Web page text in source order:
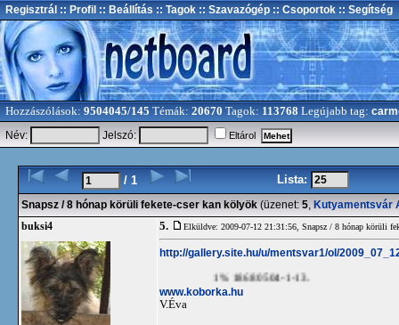
Regisztrál :: Profil :: Beállítás :: Tagok :: Szavazógép :: Csoportok :: Segítség
Hozzászólások: 9504045/145 Témák: 20670 Tagok: 113768 Legújabb tag:
Név:
Jelszó: Eltárol
/ 1 Lista:
Snapsz / 8 hónap körüli fekete-cser kan kölyök (üzenet: 5, Kutyamentsvár
buksi4 5. Elküldve: 2009-07-12 21:31:56, Snapsz / 8 hónap körüli
http://gallery.site.hu/u/mentsvar1/ol/
1% 18680504-1-13.
www.koborka.hu
V.Éva